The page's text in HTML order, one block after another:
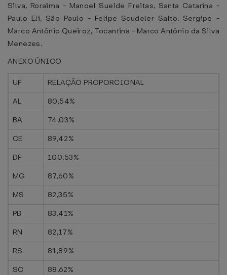
Silva, Roraima - Manoel Sueide Freitas, Santa Catarina -
Paulo Eli, São Paulo - Felipe Scudeler Salto, Sergipe -
Marco Antônio Queiroz, Tocantins - Marco Antônio da Silva
Menezes.
ANEXO ÚNICO
UF
RELAÇÃO PROPORCIONAL
AL
80,54%
BA
74,03%
CE
89,42%
DF
100,53%
MG
87,60%
MS
82,35%
PB
83,41%
RN
82,17%
RS
81,89%
SC
88,62%